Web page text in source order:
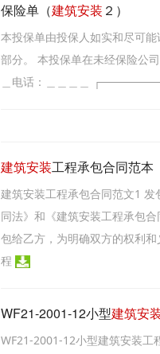
保险单（建筑安装 ２）
本投保单由投保人如实和尽可
部分。 本投保单在未经保险公
＿电话：＿＿＿＿
建筑安装工程承包合同范本
建筑安装工程承包合同范文1
同法》和《建筑安装工程承包
包给乙方，为明确双方的权利
程
WF21-2001-12小型建筑安
WF21-2001-12小型建筑安装工